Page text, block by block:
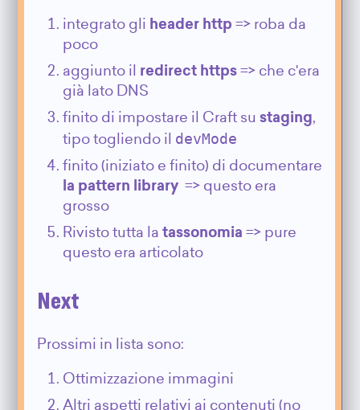
integrato gli header http => roba da
poco
aggiunto il redirect https => che c'era
già lato DNS
finito di impostare il Craft sustaging,
tipo togliendo il devMode
finito (iniziato e finito) di documentare
la pattern library => questo era
grosso
Rivisto tutta latassonomia => pure
questo era articolato
Next
Prossimi in lista sono:
Ottimizzazione immagini
Altri aspetti relativi ai contenuti (no